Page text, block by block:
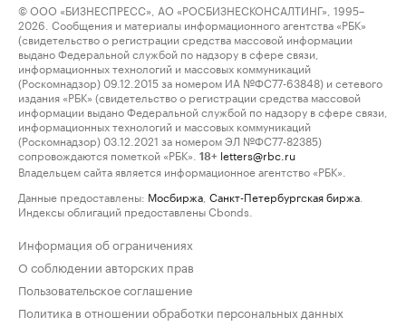
© ООО «БИЗНЕСПРЕСС», АО «РОСБИЗНЕСКОНСАЛТИНГ», 1995–
2026. Сообщения и материалы информационного агентства «РБК»
(свидетельство о регистрации средства массовой информации
выдано Федеральной службой по надзору в сфере связи,
информационных технологий и массовых коммуникаций
(Роскомнадзор) 09.12.2015 за номером ИА №ФС77-63848) и сетевого
издания «РБК» (свидетельство о регистрации средства массовой
информации выдано Федеральной службой по надзору в сфере связи,
информационных технологий и массовых коммуникаций
(Роскомнадзор) 03.12.2021 за номером ЭЛ №ФС77-82385)
сопровождаются пометкой «РБК».
18+ letters@rbc.ru
Владельцем сайта является информационное агентство «РБК».
Данные предоставлены: Мосбиржа Санкт-Петербургская биржа
Индексы облигаций предоставлены Cbonds.
Информация об ограничениях
О соблюдении авторских прав
Пользовательское соглашение
Политика в отношении обработки персональных данных